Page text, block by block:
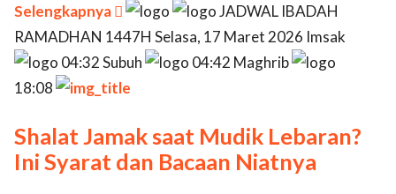
Selengkapnya
JADWAL IBADAH
RAMADHAN 1447H Selasa, 17 Maret 2026 Imsak
04:32 Subuh
04:42 Maghrib
18:08
Shalat Jamak saat Mudik Lebaran?
Ini Syarat dan Bacaan Niatnya